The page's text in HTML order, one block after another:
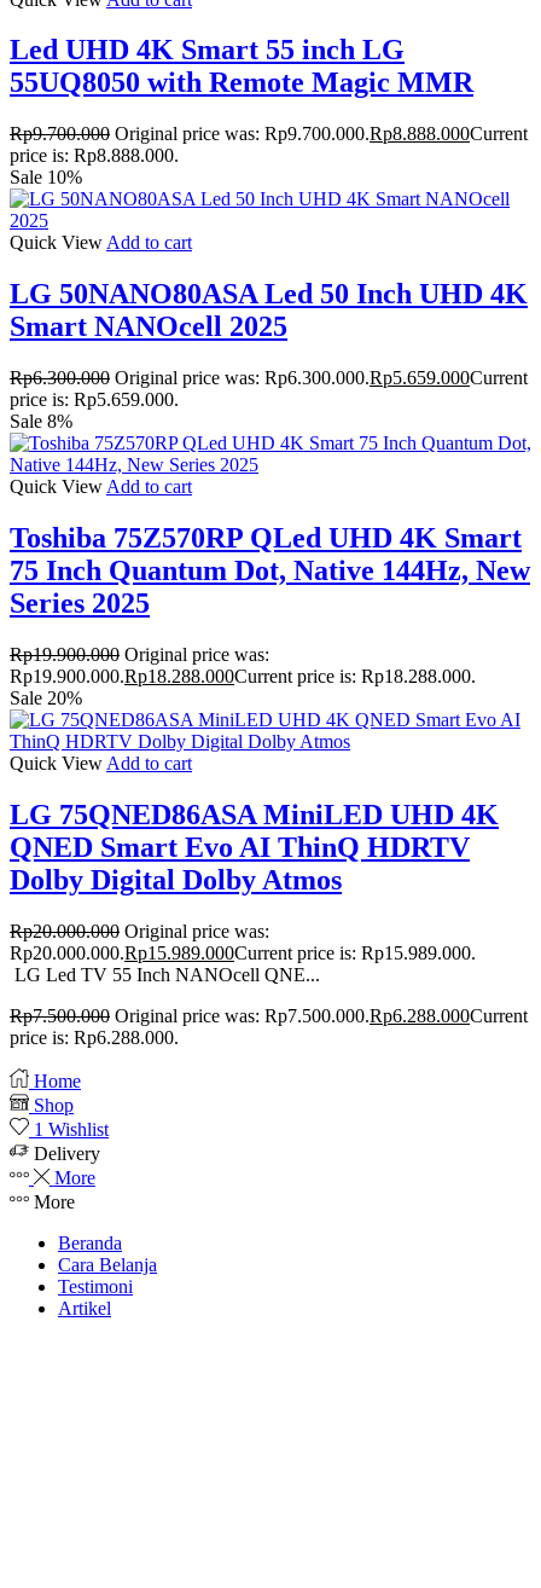
Led UHD 4K Smart 55 inch LG
55UQ8050 with Remote Magic MMR
Rp9.700.000 Original price was: Rp9.700.000.Rp8.888.000Current
price is: Rp8.888.000.
Sale 10%
Quick View Add to cart
LG 50NANO80ASA Led 50 Inch UHD 4K
Smart NANOcell 2025
Rp6.300.000 Original price was: Rp6.300.000.Rp5.659.000Current
price is: Rp5.659.000.
Sale 8%
Quick View Add to cart
Toshiba 75Z570RP QLed UHD 4K Smart
75 Inch Quantum Dot, Native 144Hz, New
Series 2025
Rp19.900.000 Original price was:
Rp19.900.000.Rp18.288.000Current price is: Rp18.288.000.
Sale 20%
Quick View Add to cart
LG 75QNED86ASA MiniLED UHD 4K
QNED Smart Evo AI ThinQ HDRTV
Dolby Digital Dolby Atmos
Rp20.000.000 Original price was:
Rp20.000.000.Rp15.989.000Current price is: Rp15.989.000.
LG Led TV 55 Inch NANOcell QNE...
Rp7.500.000 Original price was: Rp7.500.000.Rp6.288.000Current
price is: Rp6.288.000.
Home
Shop
1 Wishlist
Delivery
More
More
Beranda
Cara Belanja
Testimoni
Artikel